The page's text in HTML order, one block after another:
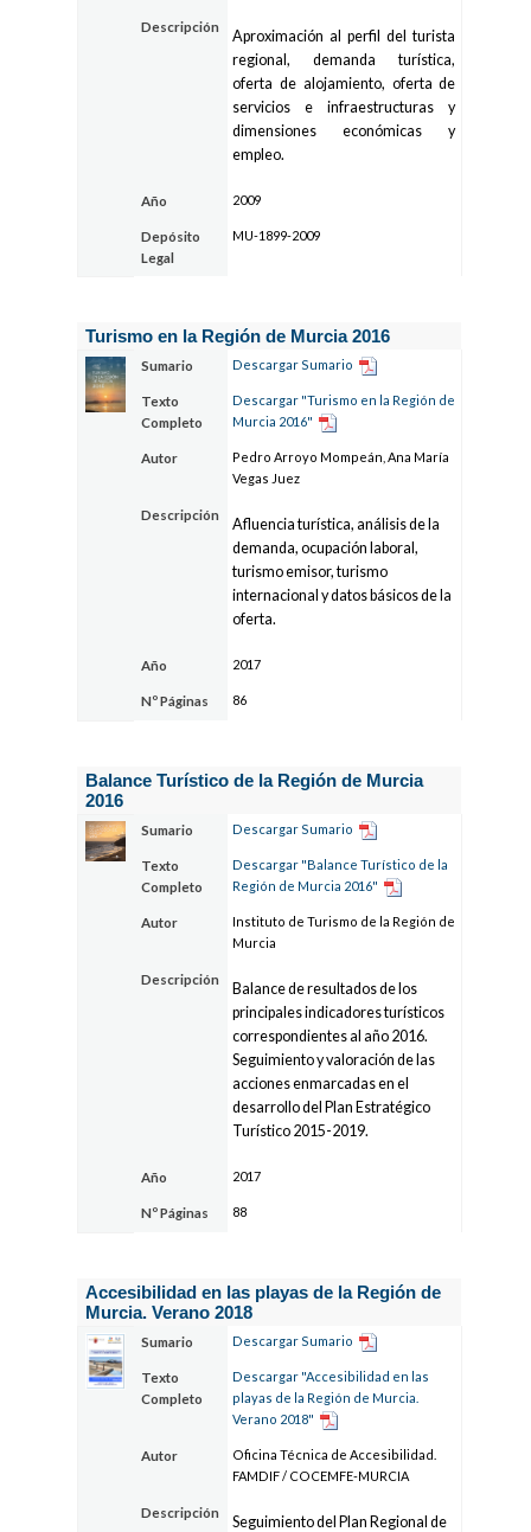
Descripción
Aproximación al perfil del turista
regional, demanda turística,
oferta de alojamiento, oferta de
servicios e infraestructuras y
dimensiones económicas y
empleo.
Año 2009
Depósito
Legal
MU-1899-2009
Turismo en la Región de Murcia 2016
Sumario Descargar Sumario
Texto
Completo
Descargar "Turismo en la Región de
Murcia 2016"
Autor
Pedro Arroyo Mompeán, Ana María
Vegas Juez
Descripción
Afluencia turística, análisis de la
demanda, ocupación laboral,
turismo emisor, turismo
internacional y datos básicos de la
oferta.
Año 2017
Nº Páginas 86
Balance Turístico de la Región de Murcia
2016
Sumario Descargar Sumario
Texto
Completo
Descargar "Balance Turístico de la
Región de Murcia 2016"
Autor
Instituto de Turismo de la Región de
Murcia
Descripción
Balance de resultados de los
principales indicadores turísticos
correspondientes al año 2016.
Seguimiento y valoración de las
acciones enmarcadas en el
desarrollo del Plan Estratégico
Turístico 2015-2019.
Año 2017
Nº Páginas 88
Accesibilidad en las playas de la Región de
Murcia. Verano 2018
Sumario Descargar Sumario
Texto
Completo
Descargar "Accesibilidad en las
playas de la Región de Murcia.
Verano 2018"
Autor
Oficina Técnica de Accesibilidad.
FAMDIF / COCEMFE-MURCIA
Descripción
Seguimiento del Plan Regional de